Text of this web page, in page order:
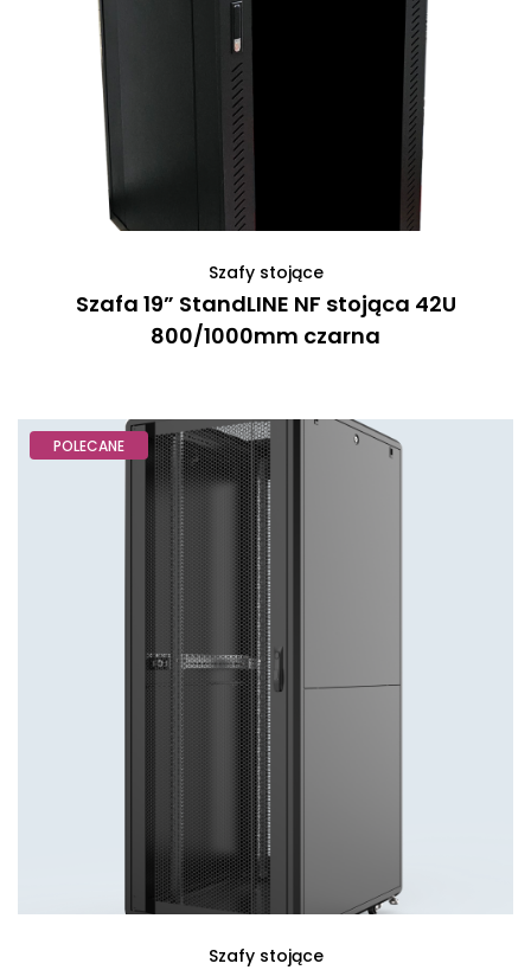
Szafy stojące
Szafa 19” StandLINE NF stojąca 42U
800/1000mm czarna
POLECANE
Szafy stojące